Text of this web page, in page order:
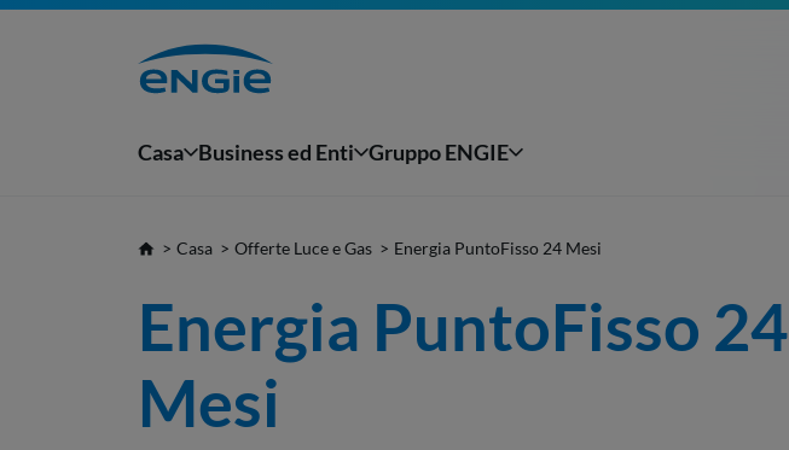
Casa Business ed Enti Gruppo ENGIE
Casa Offerte Luce e Gas Energia PuntoFisso 24 Mesi
Energia PuntoFisso 24
Mesi